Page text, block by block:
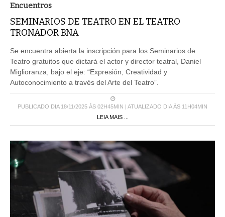
Encuentros
SEMINARIOS DE TEATRO EN EL TEATRO
TRONADOR BNA
Se encuentra abierta la inscripción para los Seminarios de
Teatro gratuitos que dictará el actor y director teatral, Daniel
Miglioranza, bajo el eje: “Expresión, Creatividad y
Autoconocimiento a través del Arte del Teatro”.
PUBLICADO DIA 18/11/2025 ÀS 02H45MIN | ATUALIZADO DIA ÀS 11H04MIN
LEIA MAIS ...